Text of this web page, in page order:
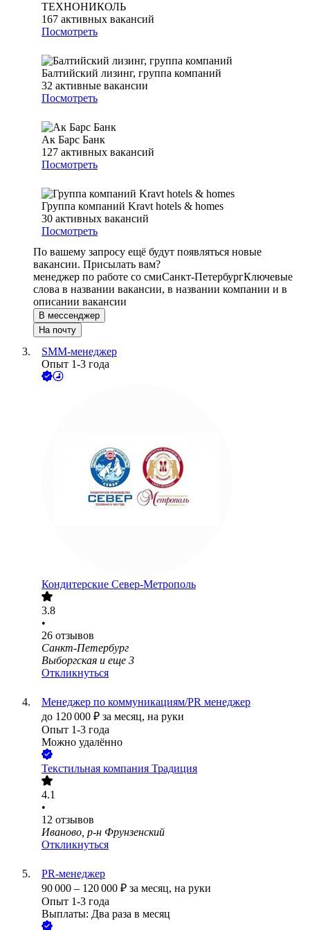
ТЕХНОНИКОЛЬ
167 активных вакансий
Посмотреть
Балтийский лизинг, группа компаний
32 активные вакансии
Посмотреть
Ак Барс Банк
127 активных вакансий
Посмотреть
Группа компаний Kravt hotels & homes
30 активных вакансий
Посмотреть
По вашему запросу ещё будут появляться новые
вакансии. Присылать вам?
менеджер по работе со смиСанкт-ПетербургКлючевые
слова в названии вакансии, в названии компании и в
описании вакансии
В мессенджер
На почту
SMM-менеджер
Опыт 1-3 года
Кондитерские Север-Метрополь
3.8
•
26 отзывов
Санкт-Петербург
Выборгская и еще 3
Откликнуться
Менеджер по коммуникациям/PR менеджер
до 120 000 ₽ за месяц, на руки
Опыт 1-3 года
Можно удалённо
Текстильная компания Традиция
4.1
•
12 отзывов
Иваново, р-н Фрунзенский
Откликнуться
PR-менеджер
90 000 – 120 000 ₽ за месяц, на руки
Опыт 1-3 года
Выплаты: Два раза в месяц